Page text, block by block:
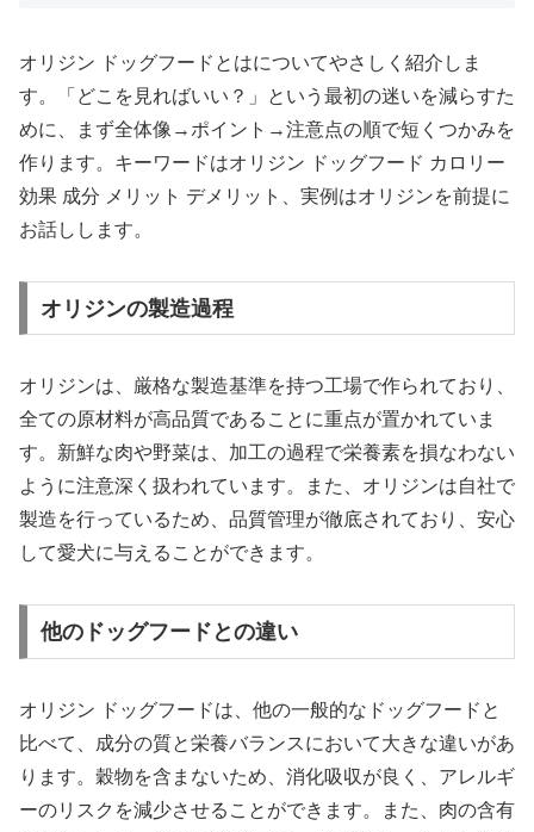
オリジン ドッグフードとはについてやさしく紹介しま
す。「どこを見ればいい？」という最初の迷いを減らすた
めに、まず全体像→ポイント→注意点の順で短くつかみを
作ります。キーワードはオリジン ドッグフード カロリー
効果 成分 メリット デメリット、実例はオリジンを前提に
お話しします。
オリジンの製造過程
オリジンは、厳格な製造基準を持つ工場で作られており、
全ての原材料が高品質であることに重点が置かれていま
す。新鮮な肉や野菜は、加工の過程で栄養素を損なわない
ように注意深く扱われています。また、オリジンは自社で
製造を行っているため、品質管理が徹底されており、安心
して愛犬に与えることができます。
他のドッグフードとの違い
オリジン ドッグフードは、他の一般的なドッグフードと
比べて、成分の質と栄養バランスにおいて大きな違いがあ
ります。穀物を含まないため、消化吸収が良く、アレルギ
ーのリスクを減少させることができます。また、肉の含有